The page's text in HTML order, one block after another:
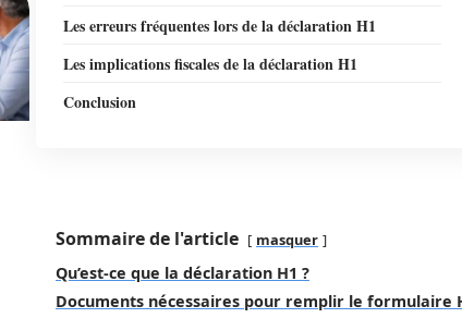
Les erreurs fréquentes lors de la déclaration H1
Les implications fiscales de la déclaration H1
Conclusion
Sommaire de l'article masquer
Qu’est-ce que la déclaration H1 ?
Documents nécessaires pour remplir le formulaire